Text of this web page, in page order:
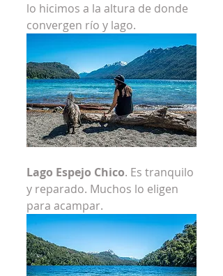
lo hicimos a la altura de donde
convergen río y lago.
Lago Espejo Chico. Es tranquilo
y reparado. Muchos lo eligen
para acampar.